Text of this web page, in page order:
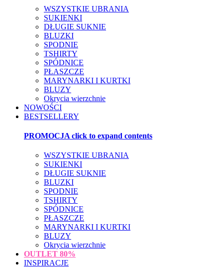
WSZYSTKIE UBRANIA
SUKIENKI
DŁUGIE SUKNIE
BLUZKI
SPODNIE
TSHIRTY
SPÓDNICE
PŁASZCZE
MARYNARKI I KURTKI
BLUZY
Okrycia wierzchnie
NOWOŚCI
BESTSELLERY
PROMOCJA click to expand contents
WSZYSTKIE UBRANIA
SUKIENKI
DŁUGIE SUKNIE
BLUZKI
SPODNIE
TSHIRTY
SPÓDNICE
PŁASZCZE
MARYNARKI I KURTKI
BLUZY
Okrycia wierzchnie
OUTLET 80%
INSPIRACJE